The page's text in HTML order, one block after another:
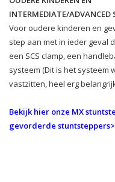
INTERMEDIATE/ADVANCED
Voor oudere kinderen en
step aan met in ieder geval
een SCS clamp, een
systeem (Dit is het systeem
vastzitten, heel erg
Bekijk hier onze MX
gevorderde